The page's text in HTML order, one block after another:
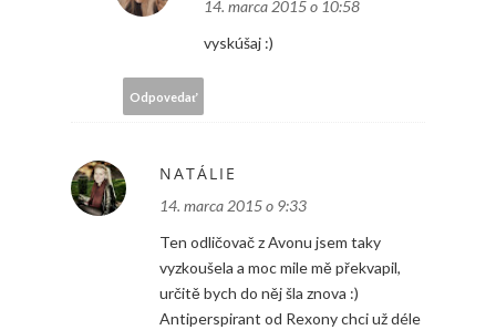
14. marca 2015 o 10:58
vyskúšaj :)
Odpovedať
NATÁLIE
14. marca 2015 o 9:33
Ten odličovač z Avonu jsem taky
vyzkoušela a moc mile mě překvapil,
určitě bych do něj šla znova :)
Antiperspirant od Rexony chci už déle